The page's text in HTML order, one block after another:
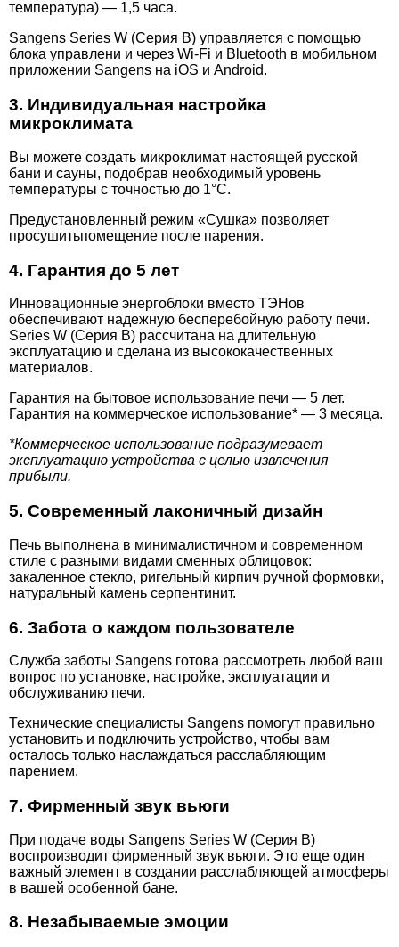
температура) — 1,5 часа.
Sangens Series W (Серия В) управляется с помощью
блока управлени и через Wi-Fi и Bluetooth в мобильном
приложении Sangens на iOS и Android.
3. Индивидуальная настройка
микроклимата
Вы можете создать микроклимат настоящей русской
бани и сауны, подобрав необходимый уровень
температуры с точностью до 1°C.
Предустановленный режим «Сушка» позволяет
просушитьпомещение после парения.
4. Гарантия до 5 лет
Инновационные энергоблоки вместо ТЭНов
обеспечивают надежную бесперебойную работу печи.
Series W (Серия В) рассчитана на длительную
эксплуатацию и сделана из высококачественных
материалов.
Гарантия на бытовое использование печи — 5 лет.
Гарантия на коммерческое использование* — 3 месяца.
*Коммерческое использование подразумевает
эксплуатацию устройства с целью извлечения
прибыли.
5. Современный лаконичный дизайн
Печь выполнена в минималистичном и современном
стиле с разными видами сменных облицовок:
закаленное стекло, ригельный кирпич ручной формовки,
натуральный камень серпентинит.
6. Забота о каждом пользователе
Служба заботы Sangens готова рассмотреть любой ваш
вопрос по установке, настройке, эксплуатации и
обслуживанию печи.
Технические специалисты Sangens помогут правильно
установить и подключить устройство, чтобы вам
осталось только наслаждаться расслабляющим
парением.
7. Фирменный звук вьюги
При подаче воды Sangens Series W (Серия В)
воспроизводит фирменный звук вьюги. Это еще один
важный элемент в создании расслабляющей атмосферы
в вашей особенной бане.
8. Незабываемые эмоции